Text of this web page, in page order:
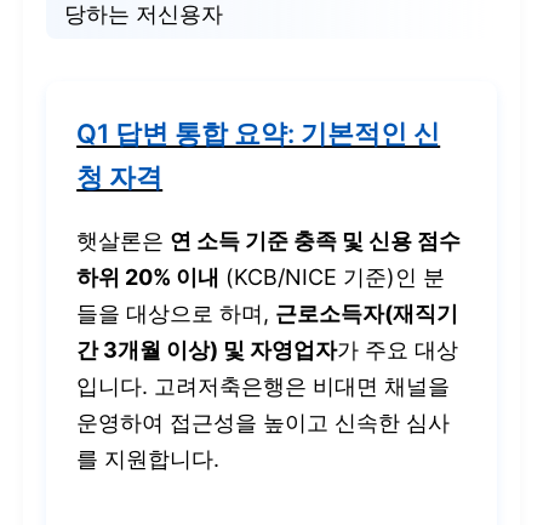
당하는 저신용자
Q1 답변 통합 요약: 기본적인 신
청 자격
햇살론은 연 소득 기준 충족 및 신용 점수
하위 20% 이내 (KCB/NICE 기준)인 분
들을 대상으로 하며, 근로소득자(재직기
간 3개월 이상) 및 자영업자가 주요 대상
입니다. 고려저축은행은 비대면 채널을
운영하여 접근성을 높이고 신속한 심사
를 지원합니다.